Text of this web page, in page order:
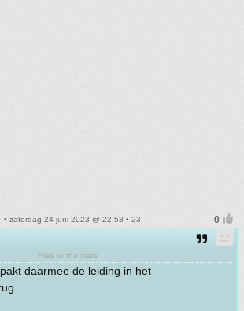
• zaterdag 24 juni 2023 @ 22:53 • 23
Flies to the stars
daarmee de leiding in het